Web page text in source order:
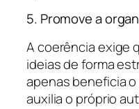
5. Promove a
A coerência exige
ideias de forma
apenas beneficia
auxilia o próprio